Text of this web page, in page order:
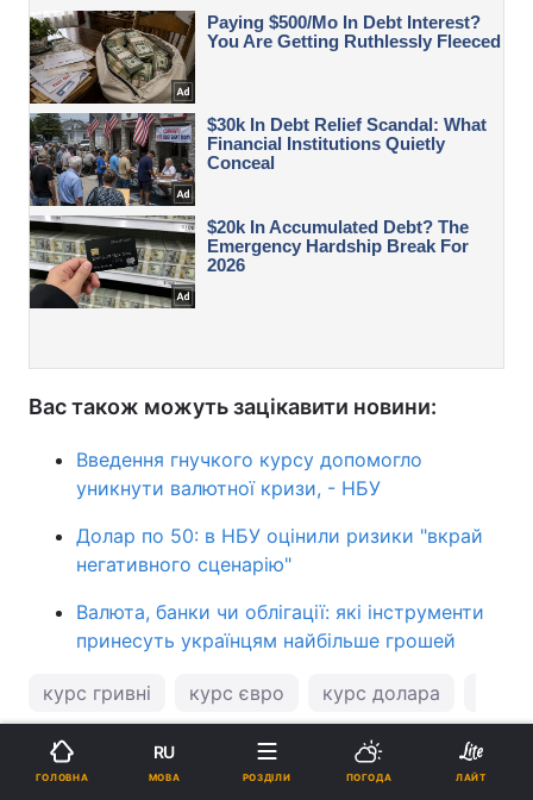
Вас також можуть зацікавити новини:
Введення гнучкого курсу допомогло
уникнути валютної кризи, - НБУ
Долар по 50: в НБУ оцінили ризики "вкрай
негативного сценарію"
Валюта, банки чи облігації: які інструменти
принесуть українцям найбільше грошей
курс гривні курс євро курс долара
ПІДТРИМАЙТЕ НАС
ГОЛОВНА
RU
МОВА РОЗДІЛИ ПОГОДА ЛАЙТ